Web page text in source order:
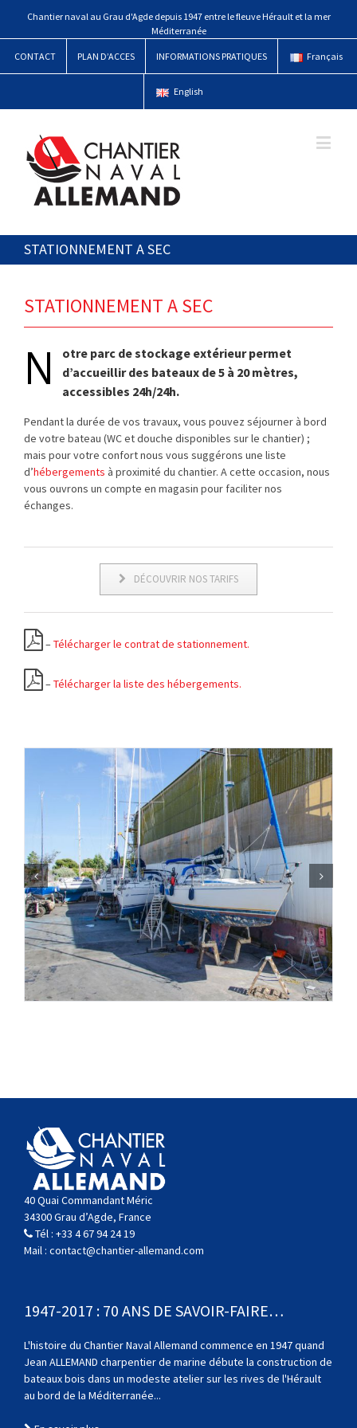
Chantier naval au Grau d'Agde depuis 1947 entre le fleuve Hérault et la mer
Méditerranée
CONTACT PLAN D’ACCES INFORMATIONS PRATIQUES Français
English
STATIONNEMENT A SEC
STATIONNEMENT A SEC
N
otre parc de stockage extérieur permet
d’accueillir des bateaux de 5 à 20 mètres,
accessibles 24h/24h.
Pendant la durée de vos travaux, vous pouvez séjourner à bord
de votre bateau (WC et douche disponibles sur le chantier) ;
mais pour votre confort nous vous suggérons une liste
d’hébergements à proximité du chantier. A cette occasion, nous
vous ouvrons un compte en magasin pour faciliter nos
échanges.
DÉCOUVRIR NOS TARIFS
–Télécharger le contrat de stationnement.
–Télécharger la liste des hébergements.
40 Quai Commandant Méric
34300 Grau d’Agde, France
Tél : +33 4 67 94 24 19
Mail : contact@chantier-allemand.com
1947-2017 : 70 ANS DE SAVOIR-FAIRE…
L'histoire du Chantier Naval Allemand commence en 1947 quand
Jean ALLEMAND charpentier de marine débute la construction de
bateaux bois dans un modeste atelier sur les rives de l'Hérault
au bord de la Méditerranée...